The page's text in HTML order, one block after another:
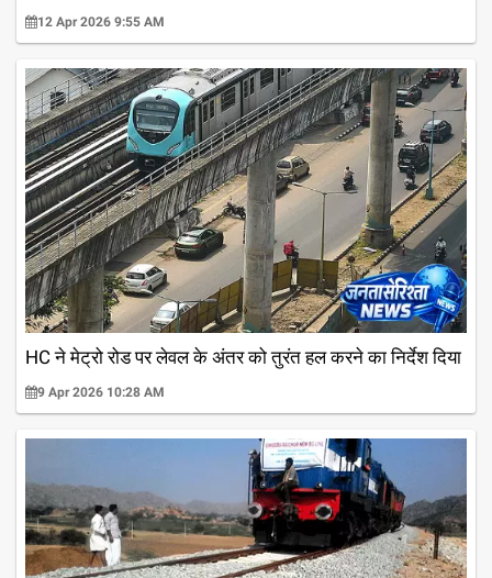
12 Apr 2026 9:55 AM
HC ने मेट्रो रोड पर लेवल के अंतर को तुरंत हल करने का निर्देश दिया
9 Apr 2026 10:28 AM